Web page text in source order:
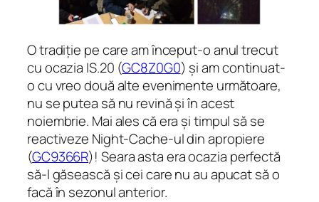
O tradiție pe care am început-o anul trecut
cu ocazia IS.20 (GC8Z0G0) și am continuat-
o cu vreo două alte evenimente următoare,
nu se putea să nu revină și în acest
noiembrie. Mai ales că era și timpul să se
reactiveze Night-Cache-ul din apropiere
(GC9366R)! Seara asta era ocazia perfectă
să-l găsească și cei care nu au apucat să o
facă în sezonul anterior.